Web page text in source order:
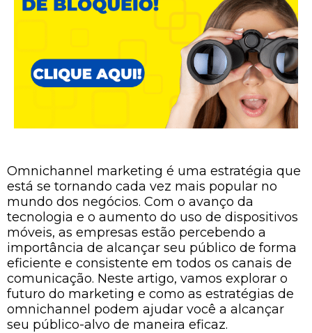
Omnichannel marketing é uma estratégia que
está se tornando cada vez mais popular no
mundo dos negócios. Com o avanço da
tecnologia e o aumento do uso de dispositivos
móveis, as empresas estão percebendo a
importância de alcançar seu público de forma
eficiente e consistente em todos os canais de
comunicação. Neste artigo, vamos explorar o
futuro do marketing e como as estratégias de
omnichannel podem ajudar você a alcançar
seu público-alvo de maneira eficaz.